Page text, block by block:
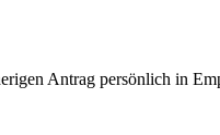
Antrag persönlich in